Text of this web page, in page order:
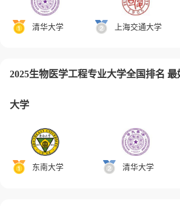
清华大学 上海交通大学
2025生物医学工程专业大学全国排名 最
大学
东南大学 清华大学